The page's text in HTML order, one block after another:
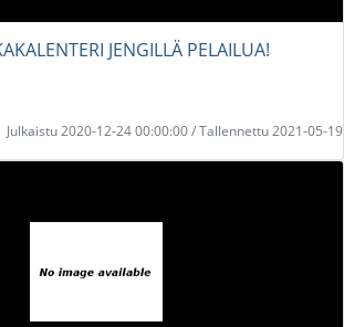
JENGILLÄ PELAILUA!
Julkaistu 2020-12-24 00:00:00 / Tallennettu 2021-05-19